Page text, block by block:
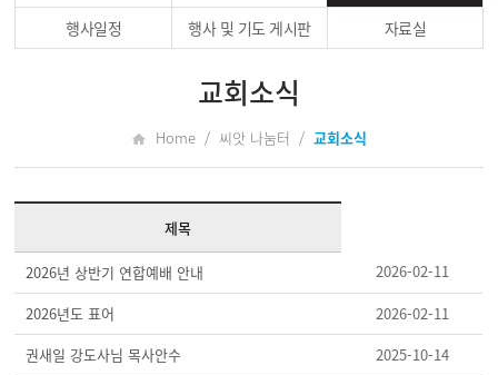
행사일정
행사 및 기도 게시판 자료실
교회소식
Home / 씨앗 나눔터 / 교회소식
제목
2026년 상반기 연합예배 안내
2026-02-11
2026년도 표어
2026-02-11
권새일 강도사님 목사안수
2025-10-14